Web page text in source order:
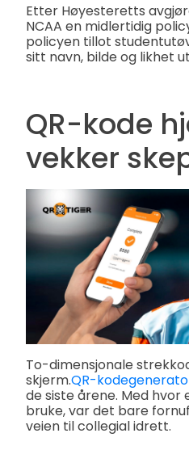
Etter Høyesteretts
NCAA en midlertidig
policyen tillot
sitt navn, bilde og likhet
QR-kode
vekker
To-dimensjonale
skjerm.QR-
de siste årene. Med hvor
bruke, var det bare
veien til collegial idrett.